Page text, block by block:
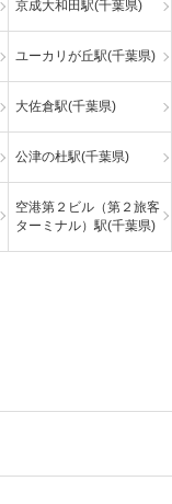
京成大和田駅(千葉県)
ユーカリが丘駅(千葉県)
大佐倉駅(千葉県)
公津の杜駅(千葉県)
空港第２ビル（第２旅客
ターミナル）駅(千葉県)